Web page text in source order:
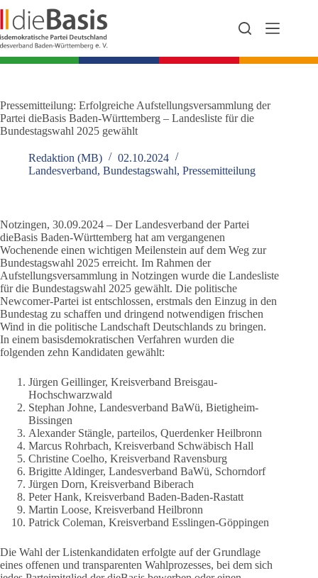
Inhalt
springen
Pressemitteilung: Erfolgreiche Aufstellungsversammlung der
Partei dieBasis Baden-Württemberg – Landesliste für die
Bundestagswahl 2025 gewählt
Redaktion (MB)
02.10.2024
Landesverband, Bundestagswahl, Pressemitteilung
Notzingen, 30.09.2024 – Der Landesverband der Partei
dieBasis Baden-Württemberg hat am vergangenen
Wochenende einen wichtigen Meilenstein auf dem Weg zur
Bundestagswahl 2025 erreicht. Im Rahmen der
Aufstellungsversammlung in Notzingen wurde die Landesliste
für die Bundestagswahl 2025 gewählt. Die politische
Newcomer-Partei ist entschlossen, erstmals den Einzug in den
Bundestag zu schaffen und dringend notwendigen frischen
Wind in die politische Landschaft Deutschlands zu bringen.
In einem basisdemokratischen Verfahren wurden die
folgenden zehn Kandidaten gewählt:
Jürgen Geillinger, Kreisverband Breisgau-
Hochschwarzwald
Stephan Johne, Landesverband BaWü, Bietigheim-
Bissingen
Alexander Stängle, parteilos, Querdenker Heilbronn
Marcus Rohrbach, Kreisverband Schwäbisch Hall
Christine Coelho, Kreisverband Ravensburg
Brigitte Aldinger, Landesverband BaWü, Schorndorf
Jürgen Dorn, Kreisverband Biberach
Peter Hank, Kreisverband Baden-Baden-Rastatt
Martin Loose, Kreisverband Heilbronn
Patrick Coleman, Kreisverband Esslingen-Göppingen
Die Wahl der Listenkandidaten erfolgte auf der Grundlage
eines offenen und transparenten Wahlprozesses, bei dem sich